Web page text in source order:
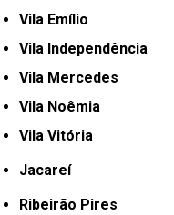
Vila Emílio
Vila Independência
Vila Mercedes
Vila Noêmia
Vila Vitória
Jacareí
Ribeirão Pires